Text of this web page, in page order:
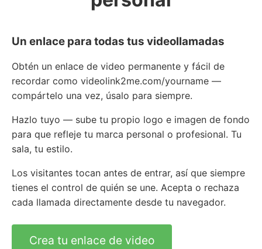
Un enlace para todas tus videollamadas
Obtén un enlace de video permanente y fácil de
recordar como videolink2me.com/yourname —
compártelo una vez, úsalo para siempre.
Hazlo tuyo — sube tu propio logo e imagen de fondo
para que refleje tu marca personal o profesional. Tu
sala, tu estilo.
Los visitantes tocan antes de entrar, así que siempre
tienes el control de quién se une. Acepta o rechaza
cada llamada directamente desde tu navegador.
Crea tu enlace de video